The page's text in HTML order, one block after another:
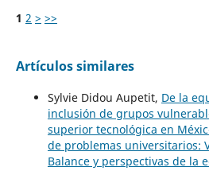
1 2 > >>
Artículos similares
Sylvie Didou Aupetit, De la
inclusión de grupos
superior tecnológica en
de problemas universitarios:
Balance y perspectivas de la